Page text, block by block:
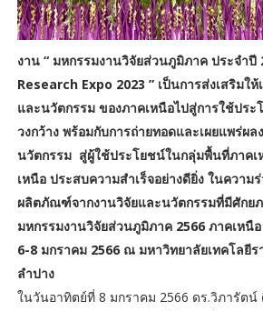
งาน “ มหกรรมงานวิจัยส่วนภูมิภาค ประจำปี
Research Expo 2023 ” เป็นการส่งเสริมใ
และนวัตกรรม ของภาคเหนือไปสู่การใช้ปร
วงกว้าง พร้อมกับการถ่ายทอดและเผยแพร่ผ
นวัตกรรม สู่ผู้ใช้ประโยชน์ในกลุ่มพื้นที่ภาคเ
เหนือ ประสบความสำเร็จอย่างดียิ่ง ในความ
ผลิตภัณฑ์จากงานวิจัยและนวัตกรรมที่มีศักย
มหกรรมงานวิจัยส่วนภูมิภาค 2566 ภาคเหนื
6-8 มกราคม 2566 ณ มหาวิทยาลัยเทคโลยี
ลำปาง
ในวันอาทิตย์ที่ 8 มกราคม 2566 ดร.วิภารัตน์